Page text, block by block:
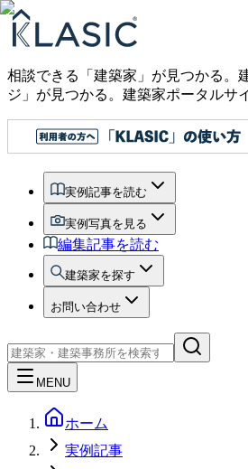
相談できる「建築家」が見つかる。
ジ」が見つかる。 建築家ポータルサ
実例記事を読む
実例写真を見る
編集記事を読む
建築家を探す
お問い合わせ
MENU
ホーム
実例記事